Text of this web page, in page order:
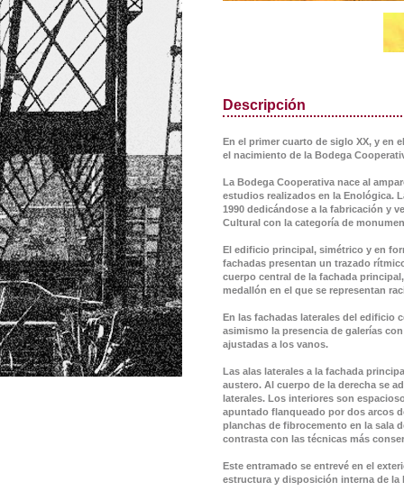
Descripción
En el primer cuarto de siglo XX, y en
el nacimiento de la Bodega
La Bodega Cooperativa nace al
estudios realizados en la Enológica.
1990 dedicándose a la fabricación y
Cultural con la categoría de
El edificio principal, simétrico y en
fachadas presentan un trazado
cuerpo central de la fachada
medallón en el que se representan
En las fachadas laterales del edificio
asimismo la presencia de galerías
ajustadas a los vanos.
Las alas laterales a la fachada
austero. Al cuerpo de la derecha se
laterales. Los interiores son
apuntado flanqueado por dos arcos
planchas de fibrocemento en la sala
contrasta con las técnicas más
Este entramado se entrevé en el
estructura y disposición interna de la